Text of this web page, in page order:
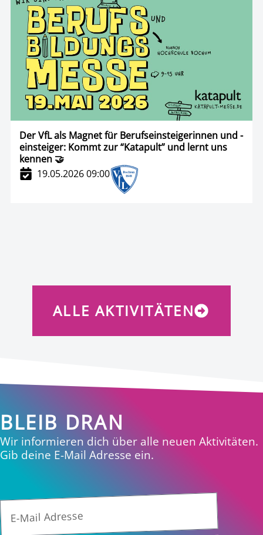
Der VfL als Magnet für Berufseinsteigerinnen und -
einsteiger: Kommt zur “Katapult” und lernt uns
kennen 🤝
19.05.2026 09:00
ALLE AKTIVITÄTEN
BLEIB DRAN
Wir informieren dich über alle neuen Aktivitäten.
Gib deine E-Mail Adresse ein.